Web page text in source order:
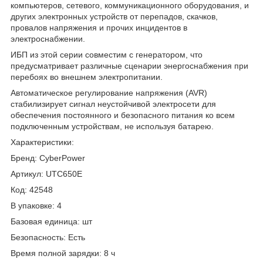
компьютеров, сетевого, коммуникационного оборудования, и
других электронных устройств от перепадов, скачков,
провалов напряжения и прочих инцидентов в
электроснабжении.
ИБП из этой серии совместим с генератором, что
предусматривает различные сценарии энергоснабжения при
перебоях во внешнем электропитании.
Автоматическое регулирование напряжения (AVR)
стабилизирует сигнал неустойчивой электросети для
обеспечения постоянного и безопасного питания ко всем
подключенным устройствам, не используя батарею.
Характеристики:
Бренд: CyberPower
Артикул: UTC650E
Код: 42548
В упаковке: 4
Базовая единица: шт
Безопасность: Есть
Время полной зарядки: 8 ч